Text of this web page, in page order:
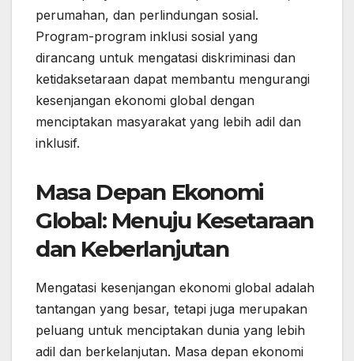
perumahan, dan perlindungan sosial.
Program-program inklusi sosial yang
dirancang untuk mengatasi diskriminasi dan
ketidaksetaraan dapat membantu mengurangi
kesenjangan ekonomi global dengan
menciptakan masyarakat yang lebih adil dan
inklusif.
Masa Depan Ekonomi
Global: Menuju Kesetaraan
dan Keberlanjutan
Mengatasi kesenjangan ekonomi global adalah
tantangan yang besar, tetapi juga merupakan
peluang untuk menciptakan dunia yang lebih
adil dan berkelanjutan. Masa depan ekonomi